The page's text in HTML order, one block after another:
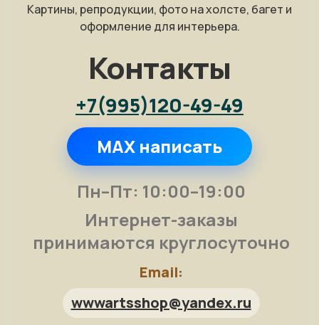
Картины, репродукции, фото на холсте, багет и
оформление для интерьера.
Контакты
+7(995)120-49-49
MAX написать
Пн–Пт: 10:00–19:00
Интернет-заказы
принимаются круглосуточно
Email:
wwwartsshop@yandex.ru